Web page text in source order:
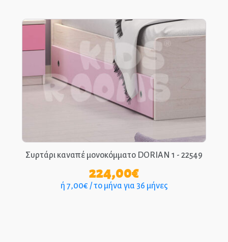
Συρτάρι καναπέ μονοκόμματο DORIAN 1 - 22549
224,00€
ή 7,00€ / το μήνα για 36 μήνες